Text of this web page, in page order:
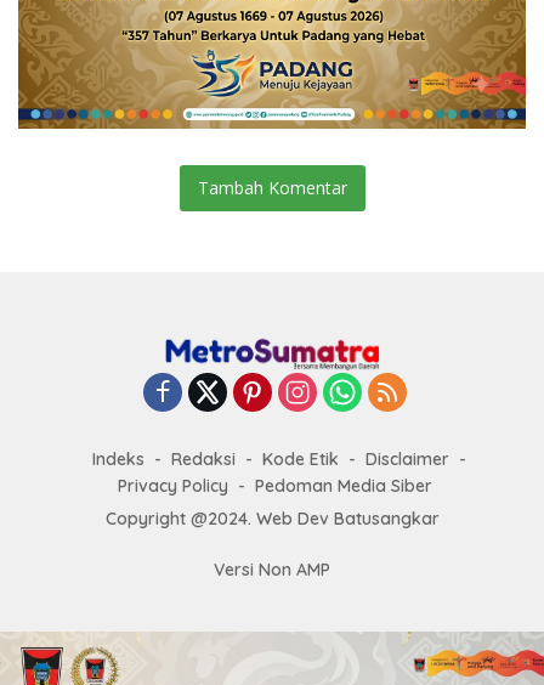
Tambah Komentar
Indeks Redaksi Kode Etik
Disclaimer
Privacy Policy
Pedoman Media Siber
Copyright @2024. Web Dev Batusangkar
Versi Non AMP